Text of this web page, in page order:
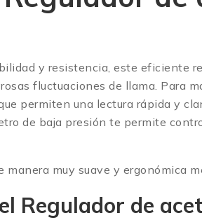
y resistencia, este eficiente
fluctuaciones de llama. Para
permiten una lectura rápida y
de baja presión te permite
muy suave y ergonómica
Regulador de